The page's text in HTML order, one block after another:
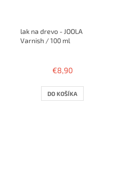
lak na drevo - JOOLA
Varnish / 100 ml
produktu
2,0
z
€8,90
DO KOŠÍKA